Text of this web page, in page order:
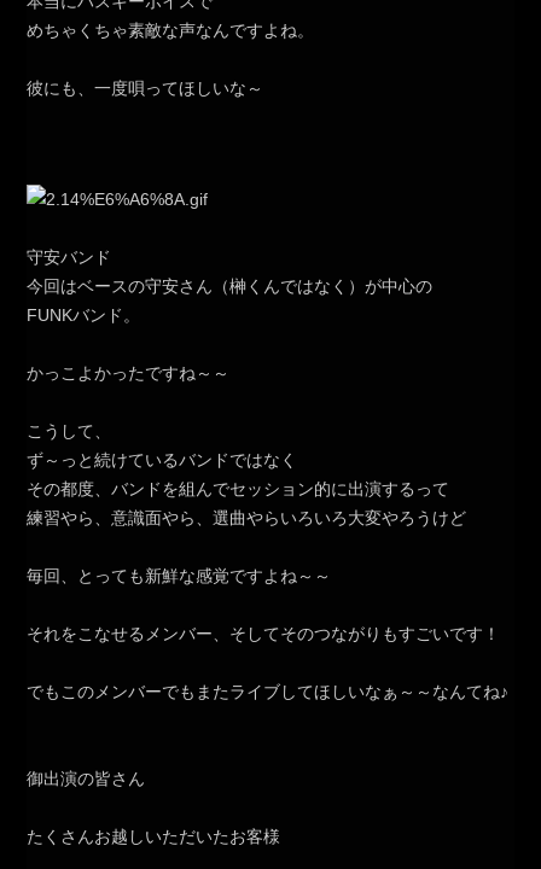
めちゃくちゃ素敵な声なんですよね。
彼にも、一度唄ってほしいな～
守安バンド
今回はベースの守安さん（榊くんではなく）が中心の
FUNKバンド。
かっこよかったですね～～
こうして、
ず～っと続けているバンドではなく
その都度、バンドを組んでセッション的に出演するって
練習やら、意識面やら、選曲やらいろいろ大変やろうけど
毎回、とっても新鮮な感覚ですよね～～
それをこなせるメンバー、そしてそのつながりもすごいです！
でもこのメンバーでもまたライブしてほしいなぁ～～なんてね♪
御出演の皆さん
たくさんお越しいただいたお客様